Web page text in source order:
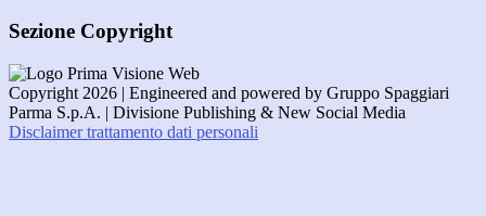
Sezione Copyright
Copyright 2026 | Engineered and powered by Gruppo Spaggiari
Parma S.p.A. | Divisione Publishing & New Social Media
Disclaimer trattamento dati personali